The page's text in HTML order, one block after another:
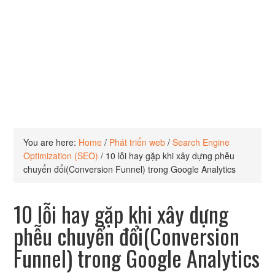
You are here: Home / Phát triển web / Search Engine
Optimization (SEO) / 10 lỗi hay gặp khi xây dựng phễu
chuyển đổi(Conversion Funnel) trong Google Analytics
10 lỗi hay gặp khi xây dựng
phễu chuyển đổi(Conversion
Funnel) trong Google Analytics